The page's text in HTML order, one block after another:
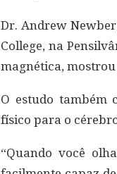
Dr. Andrew
College, na
magnética,
O estudo também
físico para o
“Quando você